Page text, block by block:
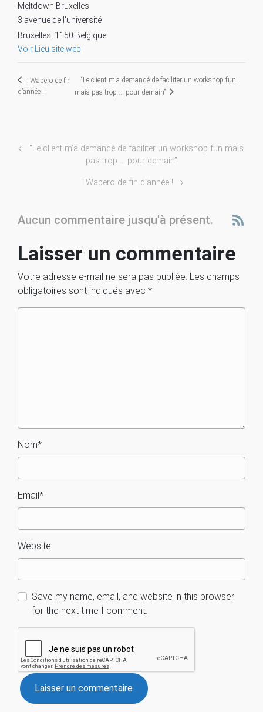
Meltdown Bruxelles
3 avenue de l'université
Bruxelles, 1150 Belgique
Voir Lieu site web
TWapero de fin
d’année !
“Le client m’a demandé de faciliter un workshop fun
mais pas trop … pour demain”
“Le client m’a demandé de faciliter un workshop fun mais
pas trop … pour demain”
TWapero de fin d’année !
Aucun commentaire jusqu'à présent.
Laisser un commentaire
Votre adresse e-mail ne sera pas publiée. Les champs
obligatoires sont indiqués avec *
Nom*
Email*
Website
Save my name, email, and website in this browser
for the next time I comment.